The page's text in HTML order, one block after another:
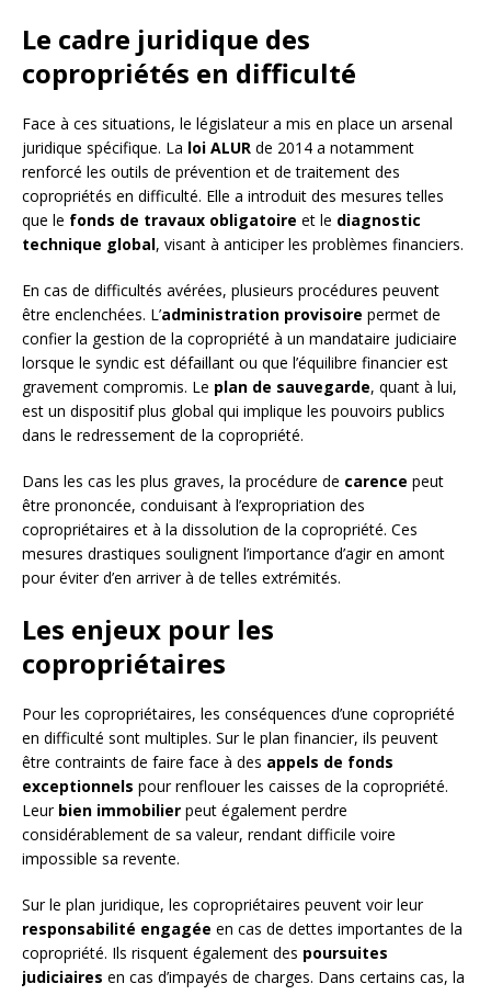
Le cadre juridique des
copropriétés en difficulté
Face à ces situations, le législateur a mis en place un arsenal
juridique spécifique. La loi ALUR de 2014 a notamment
renforcé les outils de prévention et de traitement des
copropriétés en difficulté. Elle a introduit des mesures telles
que le fonds de travaux obligatoire et le diagnostic
technique global, visant à anticiper les problèmes financiers.
En cas de difficultés avérées, plusieurs procédures peuvent
être enclenchées. L’administration provisoire permet de
confier la gestion de la copropriété à un mandataire judiciaire
lorsque le syndic est défaillant ou que l’équilibre financier est
gravement compromis. Le plan de sauvegarde, quant à lui,
est un dispositif plus global qui implique les pouvoirs publics
dans le redressement de la copropriété.
Dans les cas les plus graves, la procédure de carence peut
être prononcée, conduisant à l’expropriation des
copropriétaires et à la dissolution de la copropriété. Ces
mesures drastiques soulignent l’importance d’agir en amont
pour éviter d’en arriver à de telles extrémités.
Les enjeux pour les
copropriétaires
Pour les copropriétaires, les conséquences d’une copropriété
en difficulté sont multiples. Sur le plan financier, ils peuvent
être contraints de faire face à des appels de fonds
exceptionnels pour renflouer les caisses de la copropriété.
Leur bien immobilier peut également perdre
considérablement de sa valeur, rendant difficile voire
impossible sa revente.
Sur le plan juridique, les copropriétaires peuvent voir leur
responsabilité engagée en cas de dettes importantes de la
copropriété. Ils risquent également des poursuites
judiciaires en cas d’impayés de charges. Dans certains cas, la